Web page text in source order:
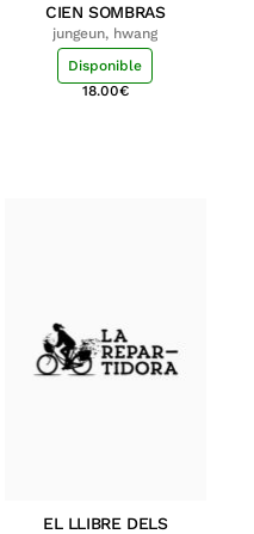
CIEN SOMBRAS
jungeun, hwang
Disponible
18.00€
EL LLIBRE DELS